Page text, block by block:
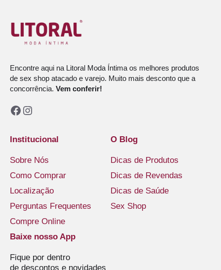
Encontre aqui na Litoral Moda Íntima os melhores produtos
de sex shop atacado e varejo. Muito mais desconto que a
concorrência. Vem conferir!
Facebook
Instagram
Institucional
Sobre Nós
Como Comprar
Localização
Perguntas Frequentes
Compre Online
O Blog
Dicas de Produtos
Dicas de Revendas
Dicas de Saúde
Sex Shop
Baixe nosso App
Fique por dentro
de descontos e novidades